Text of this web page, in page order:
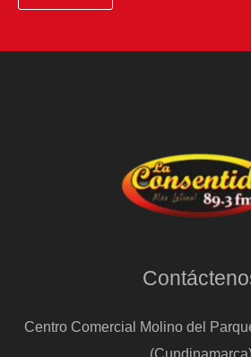
Centro Comercial Molino del